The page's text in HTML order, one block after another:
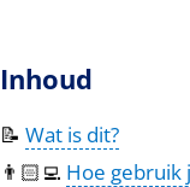
Inhoud
📝 Wat is dit?
👨🏻‍💻 Hoe gebruik